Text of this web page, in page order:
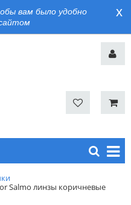
вам было удобно
x
Salmo линзы коричневые